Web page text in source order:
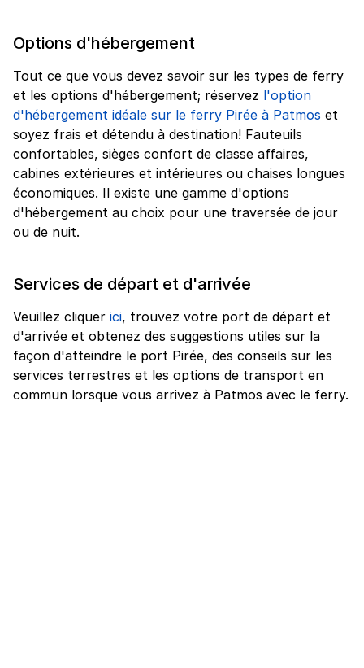
Options d'hébergement
Tout ce que vous devez savoir sur les types de ferry
et les options d'hébergement; réservez l'option
d'hébergement idéale sur le ferry Pirée à Patmos et
soyez frais et détendu à destination! Fauteuils
confortables, sièges confort de classe affaires,
cabines extérieures et intérieures ou chaises longues
économiques. Il existe une gamme d'options
d'hébergement au choix pour une traversée de jour
ou de nuit.
Services de départ et d'arrivée
Veuillez cliquer ici, trouvez votre port de départ et
d'arrivée et obtenez des suggestions utiles sur la
façon d'atteindre le port Pirée, des conseils sur les
services terrestres et les options de transport en
commun lorsque vous arrivez à Patmos avec le ferry.